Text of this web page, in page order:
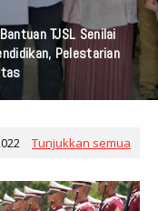
TJSL Senilai
Pelestarian
Tunjukkan semua